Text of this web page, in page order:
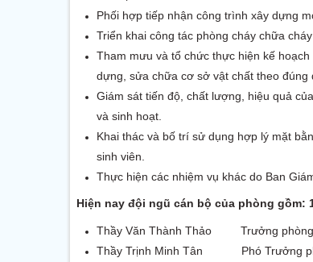
Phối hợp tiếp nhận công trình xây dựng
Triển khai công tác phòng cháy chữa
Tham mưu và tổ chức thực hiện kế
dựng, sửa chữa cơ sở vật chất theo đúng
Giám sát tiến độ, chất lượng, hiệu quả
và sinh hoạt.
Khai thác và bố trí sử dụng hợp lý mặt
sinh viên.
Thực hiện các nhiệm vụ khác do Ban
Hiện nay đội ngũ cán bộ của phòng gồm:
Thầy Văn Thành Thảo Trưởng phòng
Thầy Trịnh Minh Tân Phó Trưởng